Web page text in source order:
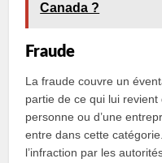
Canada ?
Fraude
La fraude couvre un
partie de ce qui lui revient
personne ou d’une
entre dans cette
l’infraction par les